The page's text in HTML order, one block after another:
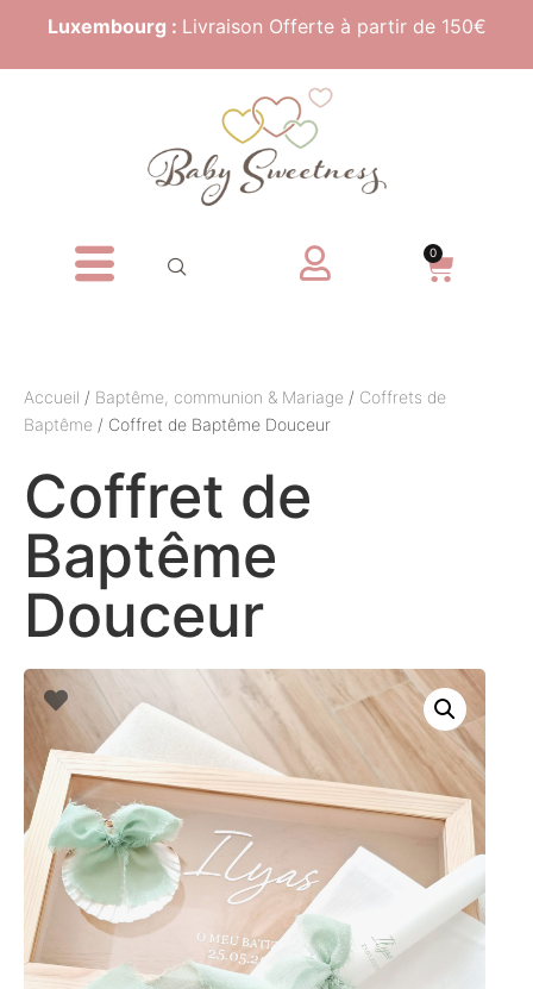
Luxembourg : Livraison Offerte à partir de 150€
0
Accueil / Baptême, communion & Mariage / Coffrets de
Baptême / Coffret de Baptême Douceur
Coffret de
Baptême
Douceur